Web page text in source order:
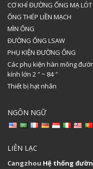
CƠ KHÍ ĐƯỜNG ỐNG MẠ LÓT
ỐNG THÉP LIỀN MẠCH
MÌN ỐNG
ĐƯỜNG ỐNG LSAW
PHỤ KIỆN ĐƯỜNG ỐNG
Các phụ kiện hàn mông
kính lớn 2 ″ ~ 84 ″
Thiết bị hạt nhân
NGÔN NGỮ
LIÊN LẠC
Cangzhou Hệ thống